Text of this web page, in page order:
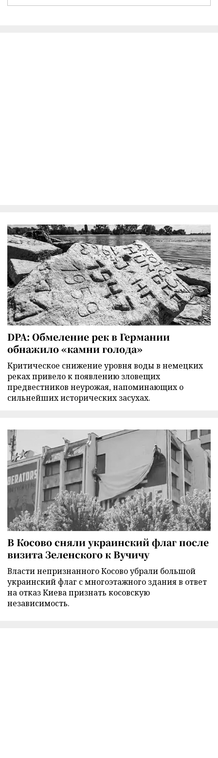
DPA: Обмеление рек в Германии
обнажило «камни голода»
Критическое снижение уровня воды в немецких
реках привело к появлению зловещих
предвестников неурожая, напоминающих о
сильнейших исторических засухах.
В Косово сняли украинский флаг после
визита Зеленского к Вучичу
Власти непризнанного Косово убрали большой
украинский флаг с многоэтажного здания в ответ
на отказ Киева признать косовскую
независимость.